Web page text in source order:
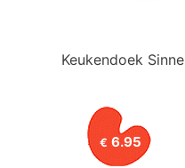
Keukendoek Sinne
€ 6.95